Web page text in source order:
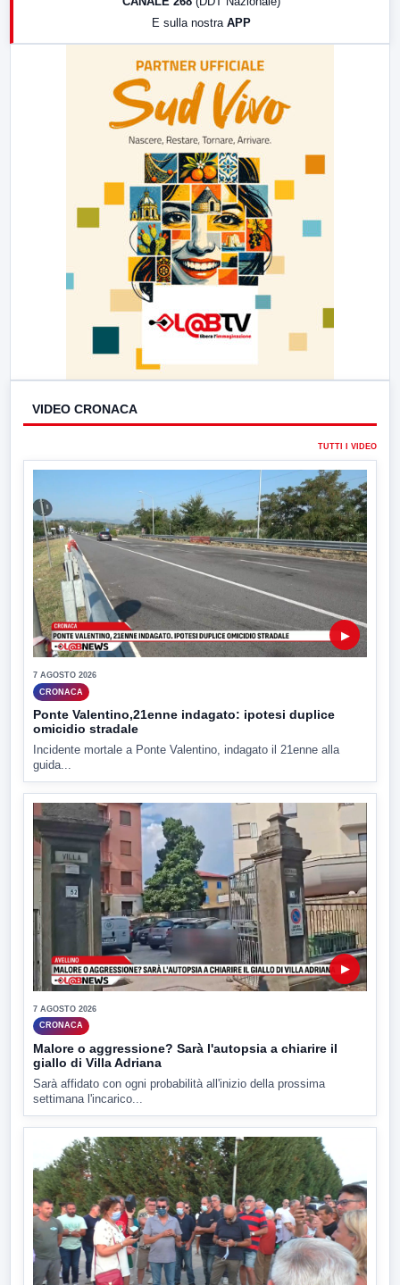
E sulla nostra APP
VIDEO CRONACA
TUTTI I VIDEO
▶
7 AGOSTO 2026
CRONACA
Ponte Valentino,21enne indagato: ipotesi duplice
omicidio stradale
Incidente mortale a Ponte Valentino, indagato il 21enne alla
guida...
▶
7 AGOSTO 2026
CRONACA
Malore o aggressione? Sarà l'autopsia a chiarire il
giallo di Villa Adriana
Sarà affidato con ogni probabilità all'inizio della prossima
settimana l'incarico...